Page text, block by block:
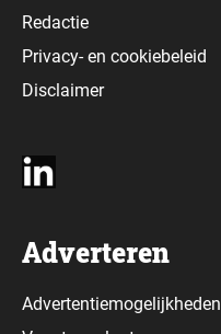
Redactie
Privacy-en cookiebeleid
Disclaimer
Adverteren
Advertentiemogelijkheden